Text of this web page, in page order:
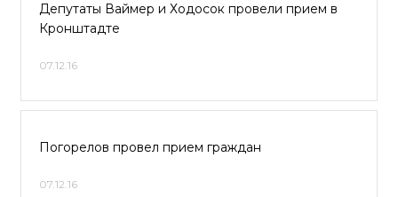
Депутаты Ваймер и Ходосок провели прием в
Кронштадте
07.12.16
Погорелов провел прием граждан
07.12.16